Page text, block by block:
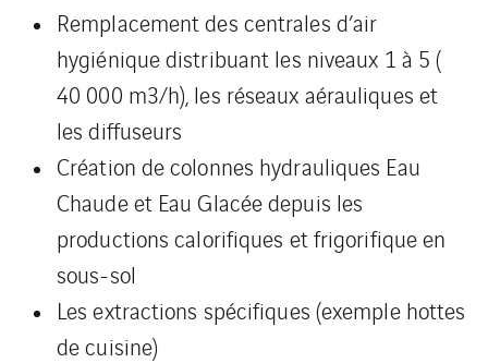
Remplacement des centrales d’air
hygiénique distribuant les niveaux 1 à 5 (
40 000 m3/h), les réseaux aérauliques et
les diffuseurs
Création de colonnes hydrauliques Eau
Chaude et Eau Glacée depuis les
productions calorifiques et frigorifique en
sous-sol
Les extractions spécifiques (exemple hottes
de cuisine)